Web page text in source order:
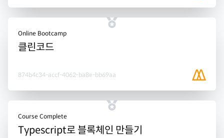
Online Bootcamp
클린코드
874b4c34-accf-4062-ba8e-bb69aa
Course Complete
Typescript로 블록체인 만들기